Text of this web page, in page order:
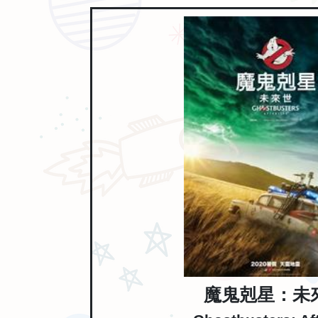
魔鬼剋星：未